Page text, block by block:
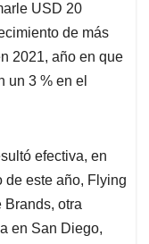
USD 20
de más
2021, año en que
un 3 % en el
efectiva, en
de este año, Flying
Brands, otra
en San Diego,